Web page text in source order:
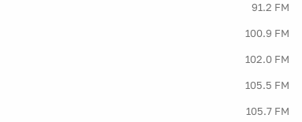
91.2 FM
100.9 FM
102.0 FM
105.5 FM
105.7 FM